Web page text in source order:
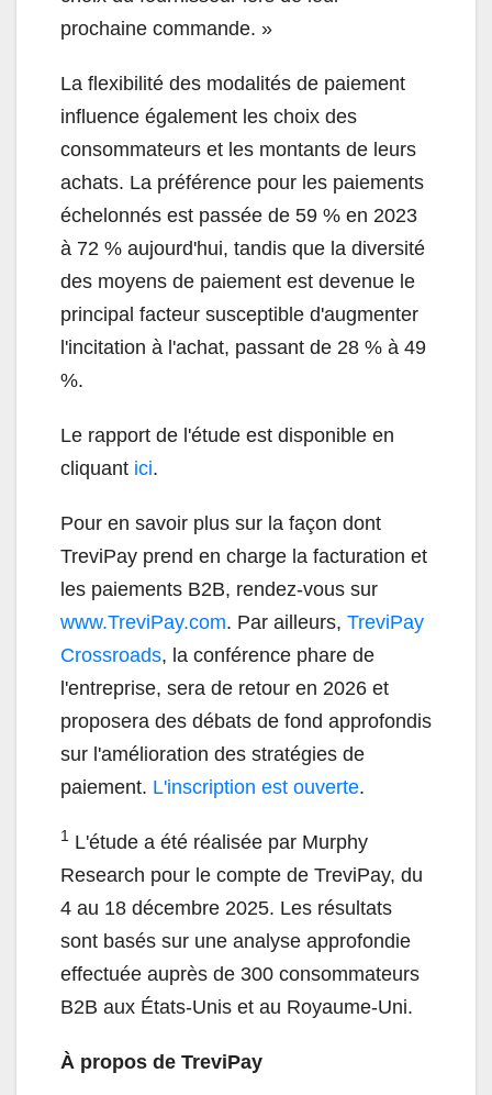
prochaine commande. »
La flexibilité des modalités de paiement
influence également les choix des
consommateurs et les montants de leurs
achats. La préférence pour les paiements
échelonnés est passée de 59 % en 2023
à 72 % aujourd'hui, tandis que la diversité
des moyens de paiement est devenue le
principal facteur susceptible d'augmenter
l'incitation à l'achat, passant de 28 % à 49
%.
Le rapport de l'étude est disponible en
cliquant ici.
Pour en savoir plus sur la façon dont
TreviPay prend en charge la facturation et
les paiements B2B, rendez-vous sur
www.TreviPay.com. Par ailleurs, TreviPay
Crossroads, la conférence phare de
l'entreprise, sera de retour en 2026 et
proposera des débats de fond approfondis
sur l'amélioration des stratégies de
paiement. L'inscription est ouverte.
1 L'étude a été réalisée par Murphy
Research pour le compte de TreviPay, du
4 au 18 décembre 2025. Les résultats
sont basés sur une analyse approfondie
effectuée auprès de 300 consommateurs
B2B aux États-Unis et au Royaume-Uni.
À propos de TreviPay